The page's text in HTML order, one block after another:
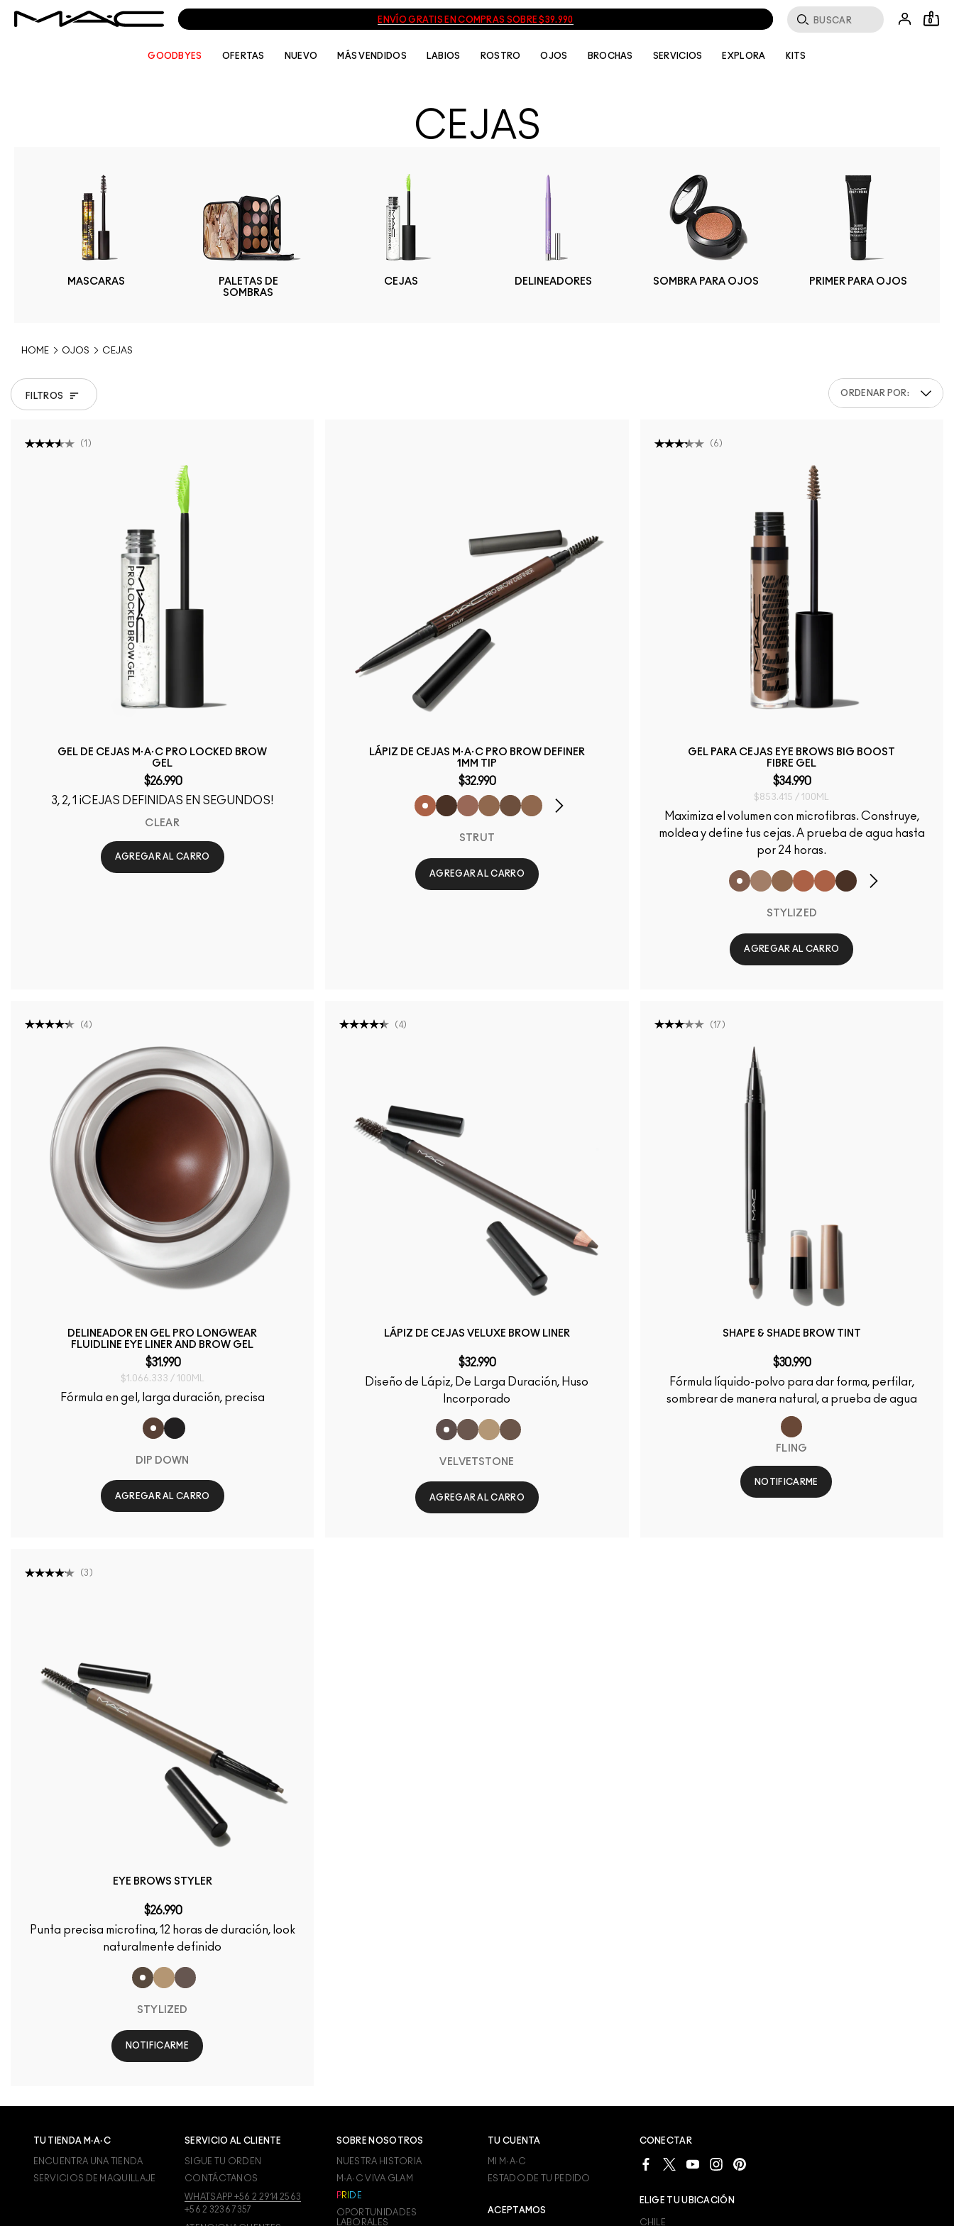
ENVÍO GRATIS EN COMPRAS SOBRE $39.990
Buscar
0
GOODBYES OFERTAS NUEVO MÁS VENDIDOS LABIOS ROSTRO OJOS BROCHAS SERVICIOS EXPLORA KITS
CEJAS
MASCARAS
PALETAS DE
SOMBRAS
CEJAS DELINEADORES SOMBRA PARA OJOS PRIMER PARA OJOS
HOME OJOS CEJAS
FILTROS ORDENAR POR:
(1 )
GEL DE CEJAS M·A·C PRO LOCKED BROW
GEL
$26.990
3, 2, 1 ¡CEJAS DEFINIDAS EN SEGUNDOS!
CLEAR
AGREGAR AL CARRO
LÁPIZ DE CEJAS M·A·C PRO BROW DEFINER
1MM TIP
$32.990
STRUT
AGREGAR AL CARRO
( 6 )
GEL PARA CEJAS EYE BROWS BIG BOOST
FIBRE GEL
$34.990
$853.415 / 100ML
Maximiza el volumen con microfibras. Construye,
moldea y define tus cejas. A prueba de agua hasta
por 24 horas.
STYLIZED
AGREGAR AL CARRO
(4)
DELINEADOR EN GEL PRO LONGWEAR
FLUIDLINE EYE LINER AND BROW GEL
$31.990
$1.066.333 / 100ML
Fórmula en gel, larga duración, precisa
DIP DOWN
AGREGAR AL CARRO
( 4)
LÁPIZ DE CEJAS VELUXE BROW LINER
$32.990
Diseño de Lápiz, De Larga Duración, Huso
Incorporado
VELVETSTONE
AGREGAR AL CARRO
(17 )
SHAPE & SHADE BROW TINT
$30.990
Fórmula líquido-polvo para dar forma, perfilar,
sombrear de manera natural, a prueba de agua
FLING
NOTIFICARME
(3 )
EYE BROWS STYLER
$26.990
Punta precisa microfina, 12 horas de duración, look
naturalmente definido
STYLIZED
NOTIFICARME
TU TIENDA M·A·C
ENCUENTRA UNA TIENDA
SERVICIOS DE MAQUILLAJE
SERVICIO AL CLIENTE
SIGUE TU ORDEN
CONTÁCTANOS
WHATSAPP +56 2 2914 2563
+56 2 3236 7357
SOBRE NOSOTROS
NUESTRA HISTORIA
M·A·C VIVA GLAM
PR D E
OPORTUNIDADES
LABORALES
TU CUENTA
MI M·A·C
ESTADO DE TU PEDIDO
ACEPTAMOS
CONECTAR
ELIGE TU UBICACIÓN
CHILE